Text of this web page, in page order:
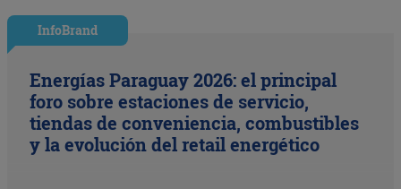
InfoBrand
Energías Paraguay 2026: el principal
foro sobre estaciones de servicio,
tiendas de conveniencia, combustibles
y la evolución del retail energético